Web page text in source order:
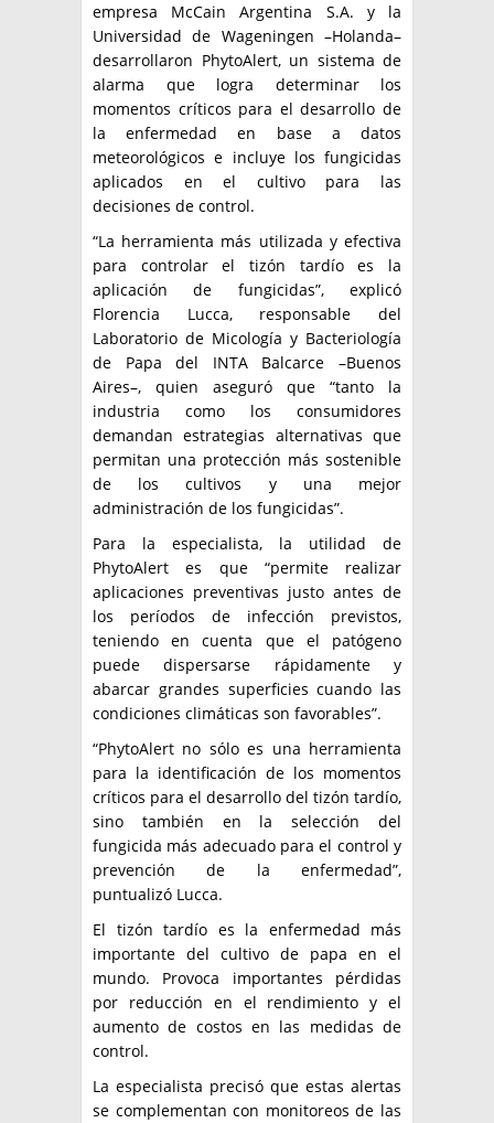
empresa McCain Argentina S.A. y la
Universidad de Wageningen –Holanda–
desarrollaron PhytoAlert, un sistema de
alarma que logra determinar los
momentos críticos para el desarrollo de
la enfermedad en base a datos
meteorológicos e incluye los fungicidas
aplicados en el cultivo para las
decisiones de control.
“La herramienta más utilizada y efectiva
para controlar el tizón tardío es la
aplicación de fungicidas”, explicó
Florencia Lucca, responsable del
Laboratorio de Micología y Bacteriología
de Papa del INTA Balcarce –Buenos
Aires–, quien aseguró que “tanto la
industria como los consumidores
demandan estrategias alternativas que
permitan una protección más sostenible
de los cultivos y una mejor
administración de los fungicidas”.
Para la especialista, la utilidad de
PhytoAlert es que “permite realizar
aplicaciones preventivas justo antes de
los períodos de infección previstos,
teniendo en cuenta que el patógeno
puede dispersarse rápidamente y
abarcar grandes superficies cuando las
condiciones climáticas son favorables”.
“PhytoAlert no sólo es una herramienta
para la identificación de los momentos
críticos para el desarrollo del tizón tardío,
sino también en la selección del
fungicida más adecuado para el control y
prevención de la enfermedad”,
puntualizó Lucca.
El tizón tardío es la enfermedad más
importante del cultivo de papa en el
mundo. Provoca importantes pérdidas
por reducción en el rendimiento y el
aumento de costos en las medidas de
control.
La especialista precisó que estas alertas
se complementan con monitoreos de las